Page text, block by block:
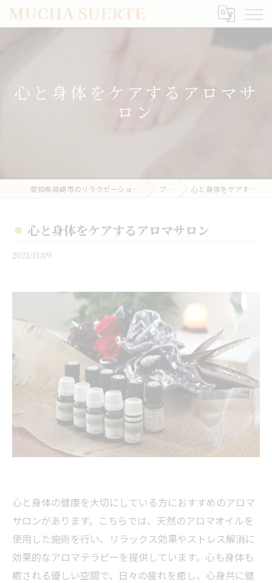
心と身体をケアするアロマサ
ロン
愛知県岡崎市のリラクゼーションならMUCHA SUERTE ブログ 心と身体をケアするアロマサロン
心と身体をケアするアロマサロン
2023/11/09
心と身体の健康を大切にしている方におすすめのアロマ
サロンがあります。こちらでは、天然のアロマオイルを
使用した施術を行い、リラックス効果やストレス解消に
効果的なアロマテラピーを提供しています。心も身体も
癒される優しい空間で、日々の疲れを癒し、心身共に健